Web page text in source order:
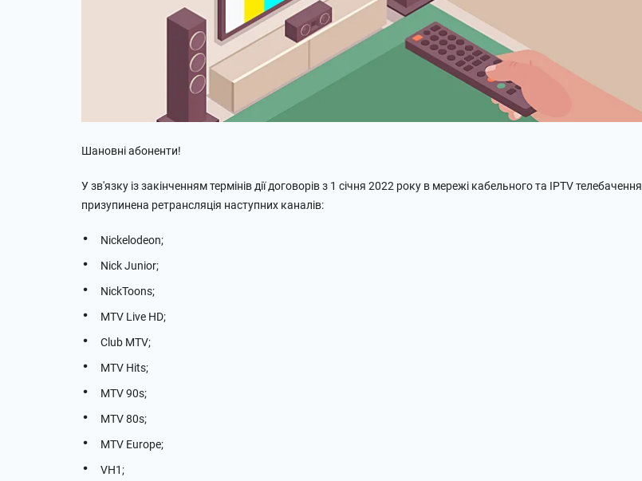
Шановні абоненти!
У зв'язку із закінченням термінів дії договорів з 1 січня 2022 року в мережі кабельного та IPTV телебачення
призупинена ретрансляція наступних каналів:
Nickelodeon;
Nick Junior;
NickToons;
MTV Live HD;
Club MTV;
MTV Hits;
MTV 90s;
MTV 80s;
MTV Europe;
VH1;